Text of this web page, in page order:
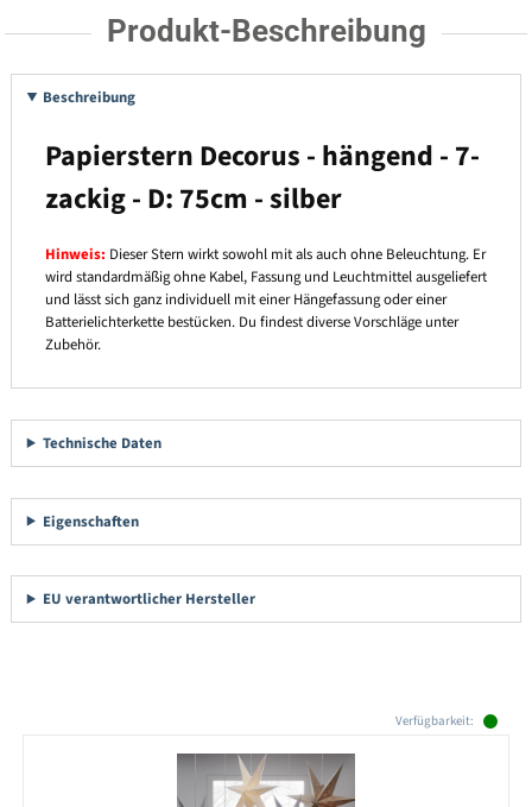
Produkt-Beschreibung
Beschreibung
Papierstern Decorus - hängend - 7-
zackig - D: 75cm - silber
Hinweis: Dieser Stern wirkt sowohl mit als auch ohne Beleuchtung. Er
wird standardmäßig ohne Kabel, Fassung und Leuchtmittel ausgeliefert
und lässt sich ganz individuell mit einer Hängefassung oder einer
Batterielichterkette bestücken. Du findest diverse Vorschläge unter
Zubehör.
Technische Daten
Eigenschaften
EU verantwortlicher Hersteller
Verfügbarkeit: